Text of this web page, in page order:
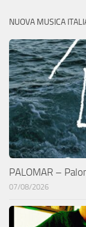
NUOVA MUSICA
PALOMAR –
07/08/2026